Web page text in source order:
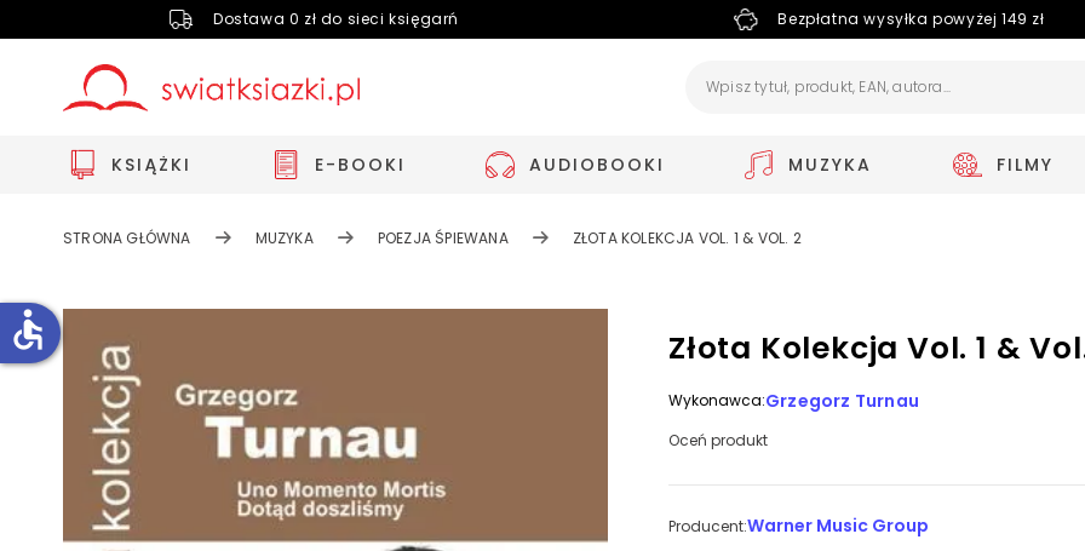
Dostawa 0 zł do sieci księgarń Bezpłatna wysyłka powyżej 149 zł
KSIĄŻKI E-BOOKI AUDIOBOOKI MUZYKA FILMY
STRONA GŁÓWNA MUZYKA POEZJA ŚPIEWANA ZŁOTA KOLEKCJA VOL. 1 & VOL. 2
Złota Kolekcja Vol. 1 &
Wykonawca:Grzegorz Turnau
Oceń produkt
Producent:Warner Music Group
accessible
Zwiększ rozmiar czcionki
Zmniejsz rozmiar czcionki
Odwróć kolory
Skala szarości